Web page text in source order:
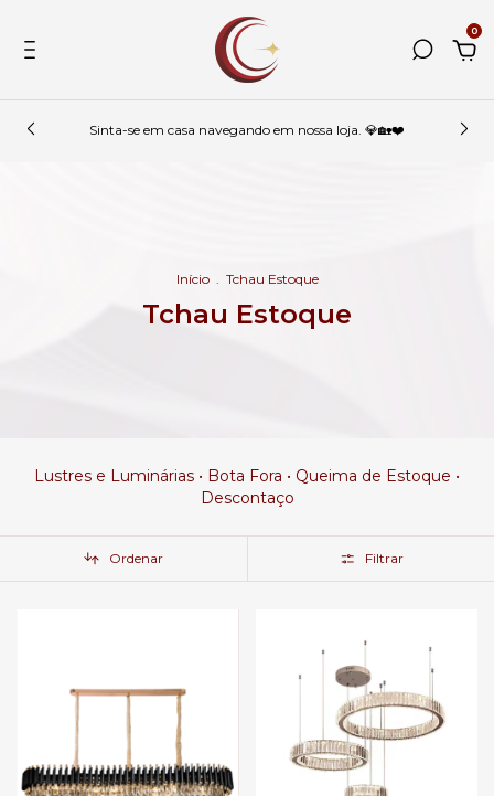
0
Sinta-se em casa navegando em nossa loja. 💎🏡❤️
Início . Tchau Estoque
Tchau Estoque
Lustres e Luminárias • Bota Fora • Queima de Estoque •
Descontaço
Ordenar Filtrar